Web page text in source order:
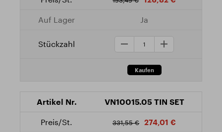
Ja
VN10015.05 TIN SET
331,55 € 274,01 €